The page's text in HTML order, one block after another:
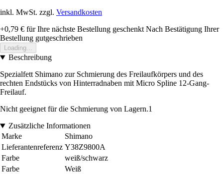
inkl. MwSt. zzgl. Versandkosten
+0,79 € für Ihre nächste Bestellung geschenkt Nach Bestätigung Ihrer
Bestellung gutgeschrieben
Loading...
Beschreibung
Spezialfett Shimano zur Schmierung des Freilaufkörpers und des
rechten Endstücks von Hinterradnaben mit Micro Spline 12-Gang-
Freilauf.
Nicht geeignet für die Schmierung von Lagern.1
Zusätzliche Informationen
Marke
Shimano
Lieferantenreferenz Y38Z9800A
Farbe
weiß/schwarz
Farbe
Weiß